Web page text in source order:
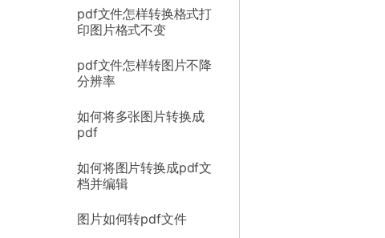
pdf文件怎样转换格式打
印图片格式不变
pdf文件怎样转图片不降
分辨率
如何将多张图片转换成
pdf
如何将图片转换成pdf文
档并编辑
图片如何转pdf文件